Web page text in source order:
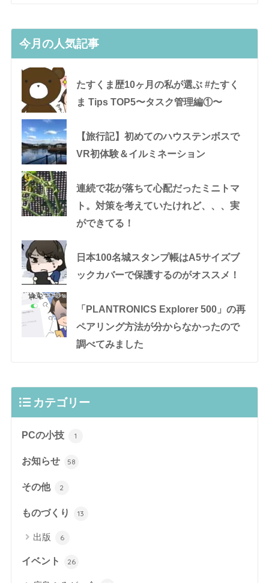
今月の人気記事
たすくま歴10ヶ月の私が選ぶ #たすく
ま Tips TOP5〜タスク管理編①〜
【旅行記】初めてのハウステンボスで
VR初体験＆イルミネーション
連続で花が落ちて心配だったミニトマ
ト。対策を考えていたけれど、、、実
ができてる！
日本100名城スタンプ帳はA5サイズブ
ックカバーで保護するのがオススメ！
「PLANTRONICS Explorer 500」の再
ペアリング方法が分からなかったので
調べてみました
カテゴリー
PCの小技 1
お知らせ 58
その他 2
ものづくり 13
出版 6
イベント 26